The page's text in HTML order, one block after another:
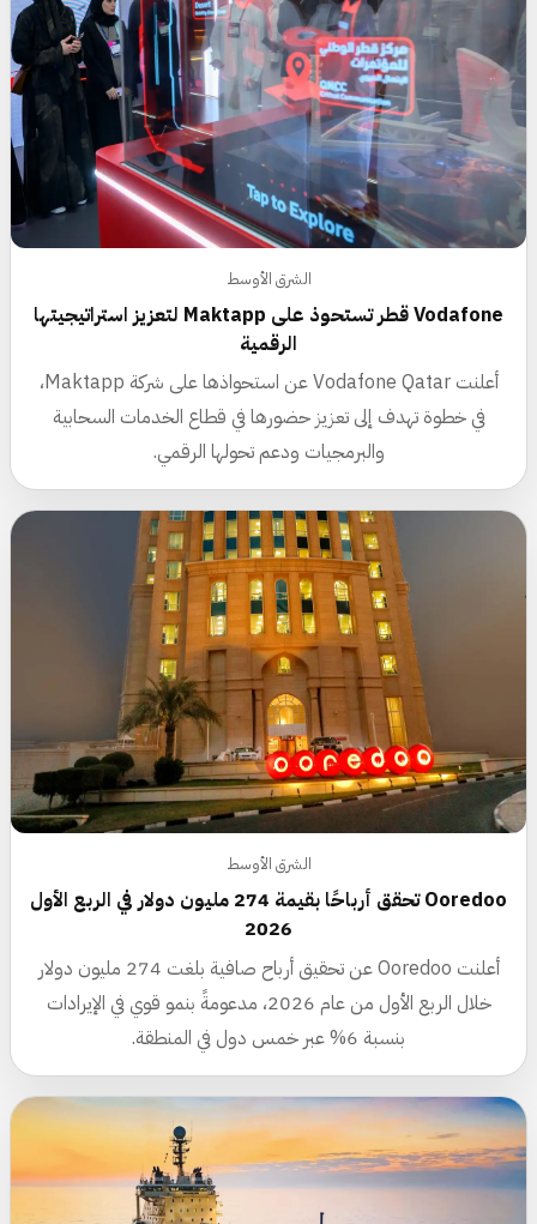
الشرق الأوسط
Vodafone قطر تستحوذ على Maktapp لتعزيز استراتيجيتها
الرقمية
أعلنت Vodafone Qatar عن استحواذها على شركة Maktapp،
في خطوة تهدف إلى تعزيز حضورها في قطاع الخدمات السحابية
والبرمجيات ودعم تحولها الرقمي.
الشرق الأوسط
Ooredoo تحقق أرباحًا بقيمة 274 مليون دولار في الربع الأول
2026
أعلنت Ooredoo عن تحقيق أرباح صافية بلغت 274 مليون دولار
خلال الربع الأول من عام 2026، مدعومةً بنمو قوي في الإيرادات
بنسبة 6% عبر خمس دول في المنطقة.